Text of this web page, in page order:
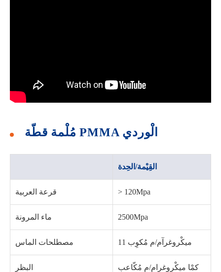
مُلْمة قطّة PMMA الْوردي
القِيْمة/الحِدة
قرعة العربية > 120Mpa
ماء المرونة 2500Mpa
مصطلحات الماس 11 ميكْروغرآم/م مُكوِب
البظر كمْا ميكْروغرام/م مُكّاعب